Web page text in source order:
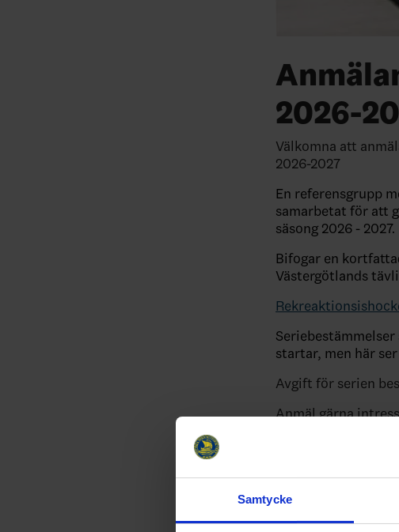
Samtycke
2026-
Välkomna att
2026-2027
En referensgrupp
samarbetat för att
säsong 2026 - 2027.
Bifogar en
Västergötlands
startar, men här
Avgift för serien
Anmäl gärna
Anmälan via
Vid frågor eller